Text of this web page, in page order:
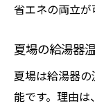
省エネの両立が
夏場の給湯器
夏場は給湯器
能です。理由